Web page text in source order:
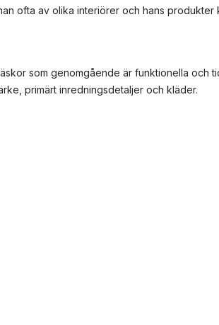
ofta av olika interiörer och hans produkter
som genomgående är funktionella och
primärt inredningsdetaljer och kläder.